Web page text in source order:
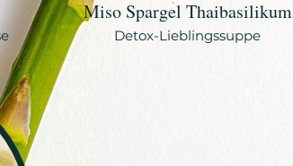
Miso Spargel Thaibasilikum
Detox-Lieblingssuppe